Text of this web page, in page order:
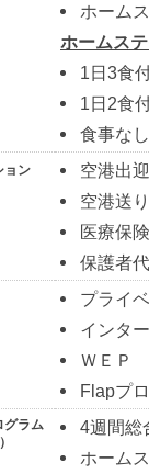
ホーム
ホームス
1日3食
1日2食
食事
ョン
空港
空港送
医療保
保護者
プライ
インタ
ＷＥＰ
Flapプ
グラム
4週間総
ホーム